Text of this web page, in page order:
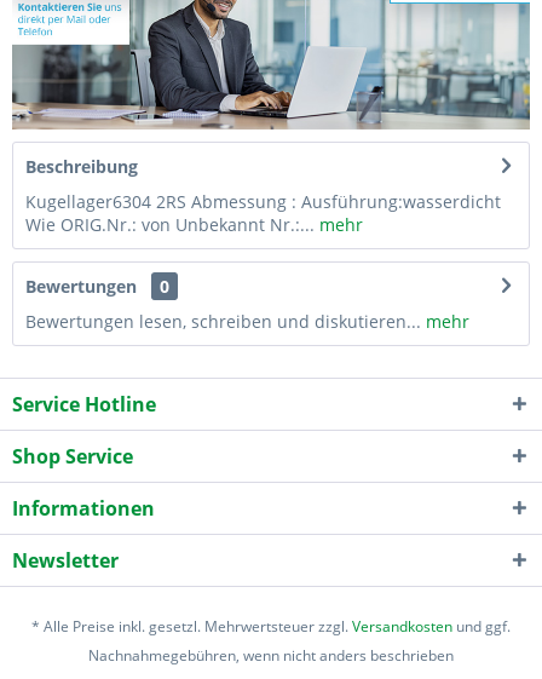
Beschreibung
Kugellager6304 2RS Abmessung : Ausführung:wasserdicht
Wie ORIG.Nr.: von Unbekannt Nr.:... mehr
Bewertungen
0
Bewertungen lesen, schreiben und diskutieren... mehr
Service Hotline
Shop Service
Informationen
Newsletter
* Alle Preise inkl. gesetzl. Mehrwertsteuer zzgl.Versandkosten und ggf.
Nachnahmegebühren, wenn nicht anders beschrieben